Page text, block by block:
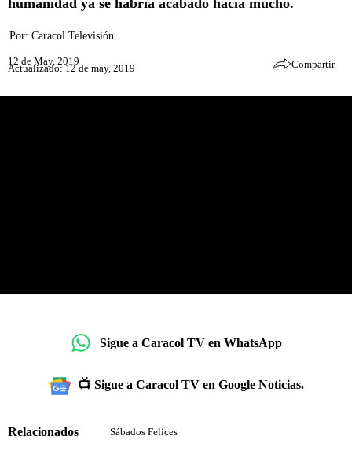
humanidad ya se habría acabado hacia mucho.
Por: Caracol Televisión
12 de May, 2019
Actualizado: 12 de may, 2019 Compartir
Sigue a Caracol TV en WhatsApp
📺 Sigue a Caracol TV en Google Noticias.
Relacionados Sábados Felices